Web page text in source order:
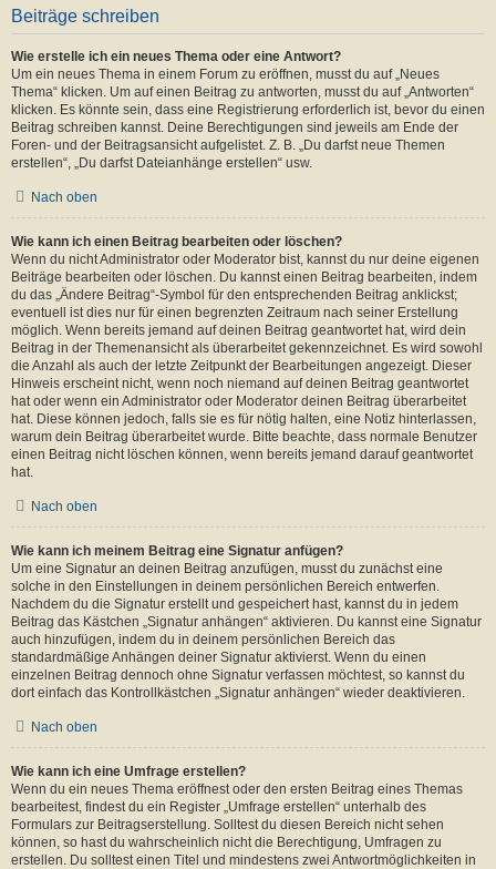
Beiträge schreiben
Wie erstelle ich ein neues Thema oder eine Antwort?
Um ein neues Thema in einem Forum zu eröffnen, musst du auf „Neues
Thema“ klicken. Um auf einen Beitrag zu antworten, musst du auf „Antworten“
klicken. Es könnte sein, dass eine Registrierung erforderlich ist, bevor du einen
Beitrag schreiben kannst. Deine Berechtigungen sind jeweils am Ende der
Foren- und der Beitragsansicht aufgelistet. Z. B. „Du darfst neue Themen
erstellen“, „Du darfst Dateianhänge erstellen“ usw.
Nach oben
Wie kann ich einen Beitrag bearbeiten oder löschen?
Wenn du nicht Administrator oder Moderator bist, kannst du nur deine eigenen
Beiträge bearbeiten oder löschen. Du kannst einen Beitrag bearbeiten, indem
du das „Ändere Beitrag“-Symbol für den entsprechenden Beitrag anklickst;
eventuell ist dies nur für einen begrenzten Zeitraum nach seiner Erstellung
möglich. Wenn bereits jemand auf deinen Beitrag geantwortet hat, wird dein
Beitrag in der Themenansicht als überarbeitet gekennzeichnet. Es wird sowohl
die Anzahl als auch der letzte Zeitpunkt der Bearbeitungen angezeigt. Dieser
Hinweis erscheint nicht, wenn noch niemand auf deinen Beitrag geantwortet
hat oder wenn ein Administrator oder Moderator deinen Beitrag überarbeitet
hat. Diese können jedoch, falls sie es für nötig halten, eine Notiz hinterlassen,
warum dein Beitrag überarbeitet wurde. Bitte beachte, dass normale Benutzer
einen Beitrag nicht löschen können, wenn bereits jemand darauf geantwortet
hat.
Nach oben
Wie kann ich meinem Beitrag eine Signatur anfügen?
Um eine Signatur an deinen Beitrag anzufügen, musst du zunächst eine
solche in den Einstellungen in deinem persönlichen Bereich entwerfen.
Nachdem du die Signatur erstellt und gespeichert hast, kannst du in jedem
Beitrag das Kästchen „Signatur anhängen“ aktivieren. Du kannst eine Signatur
auch hinzufügen, indem du in deinem persönlichen Bereich das
standardmäßige Anhängen deiner Signatur aktivierst. Wenn du einen
einzelnen Beitrag dennoch ohne Signatur verfassen möchtest, so kannst du
dort einfach das Kontrollkästchen „Signatur anhängen“ wieder deaktivieren.
Nach oben
Wie kann ich eine Umfrage erstellen?
Wenn du ein neues Thema eröffnest oder den ersten Beitrag eines Themas
bearbeitest, findest du ein Register „Umfrage erstellen“ unterhalb des
Formulars zur Beitragserstellung. Solltest du diesen Bereich nicht sehen
können, so hast du wahrscheinlich nicht die Berechtigung, Umfragen zu
erstellen. Du solltest einen Titel und mindestens zwei Antwortmöglichkeiten in